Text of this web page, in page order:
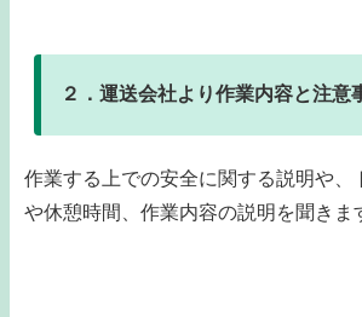
２．運送会社より作業内容と注意
作業する上での安全に関する説明や、
や休憩時間、作業内容の説明を聞きま